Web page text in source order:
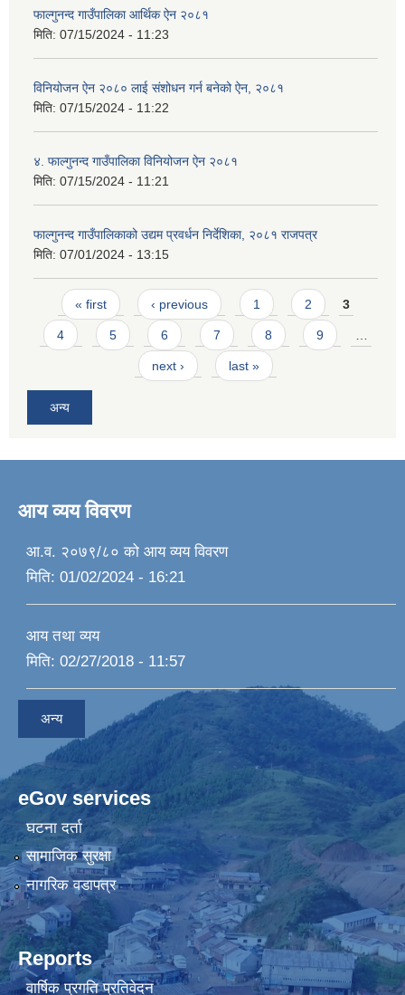
फाल्गुनन्द गाउँपालिका आर्थिक ऐन २०८१
मिति: 07/15/2024 - 11:23
विनियोजन ऐन २०८० लाई संशोधन गर्न बनेको ऐन, २०८१
मिति: 07/15/2024 - 11:22
४. फाल्गुनन्द गाउँपालिका विनियोजन ऐन २०८१
मिति: 07/15/2024 - 11:21
फाल्गुनन्द गाउँपालिकाको उद्यम प्रवर्धन निर्देशिका, २०८१ राजपत्र
मिति: 07/01/2024 - 13:15
Pages
« first ‹ previous 1 2 3
4 5 6 7 8 9
next › last »
अन्य
आय व्यय विवरण
आ.व. २०७९/८० को आय व्यय विवरण
मिति: 01/02/2024 - 16:21
आय तथा व्यय
मिति: 02/27/2018 - 11:57
अन्य
eGov services
घटना दर्ता
सामाजिक सुरक्षा
नागरिक वडापत्र
Reports
वार्षिक प्रगति प्रतिवेदन